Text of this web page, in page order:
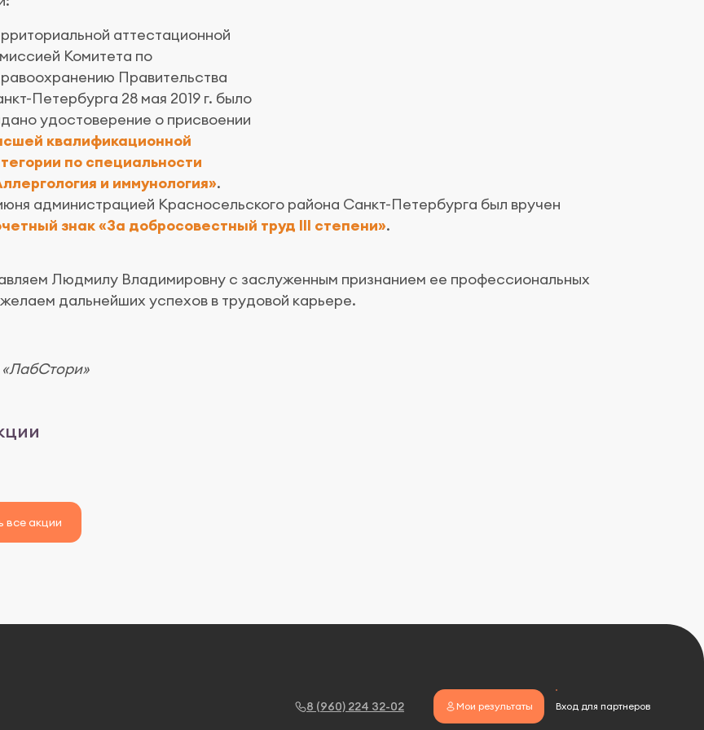
аттестационной
Комитета по
Правительства
Петербурга 28 мая 2019 г. было
удостоверение о присвоении
квалификационной
по специальности
и иммунология».
администрацией Красносельского района Санкт-Петербурга был вручен
знак «За добросовестный труд III степени».
Людмилу Владимировну с заслуженным признанием ее профессиональных
дальнейших успехов в трудовой карьере.
все акции
8 (960) 224 32-02 Мои результаты Вход для партнеров